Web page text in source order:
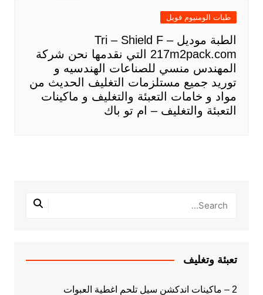
طبات الومنيوم فويل
الطبة موديل Tri – Shield F –
217m2pack.com التي نقدمها نحن شركة
المهندس منسي للصناعات الهندسيه و
توريد جميع مستلزمات التغليف الحديث من
مواد و خامات التعبئة والتغليف و ماكينات
التعبئة والتغليف – ام تو باك
تعبئة وتغليف
2 – ماكينات اندكشن سيل تلحم اغطية العبوات